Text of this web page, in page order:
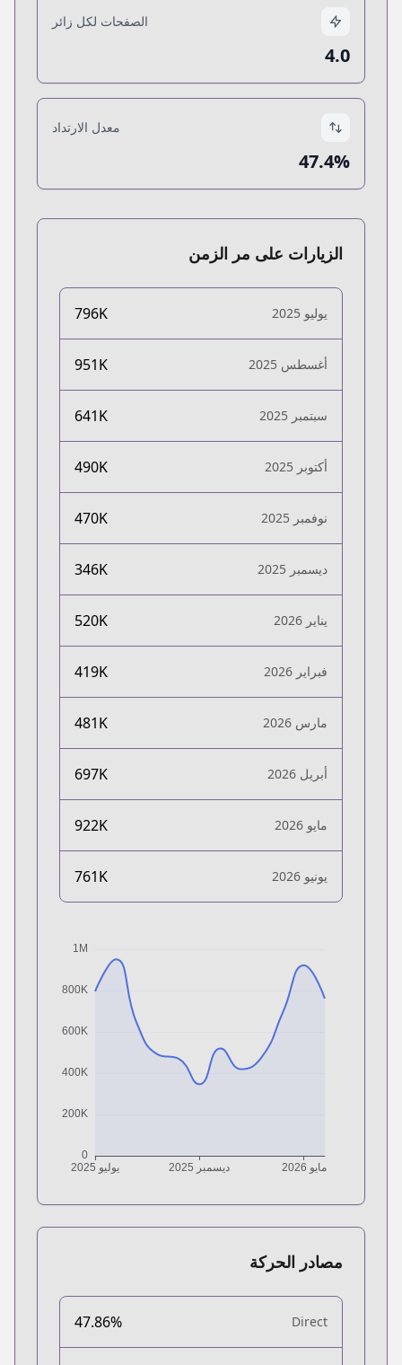
الصفحات لكل زائر
4.0
معدل الارتداد
47.4%
الزيارات على مر الزمن
يوليو 2025 796K
أغسطس 2025 951K
سبتمبر 2025 641K
أكتوبر 2025 490K
نوفمبر 2025 470K
ديسمبر 2025 346K
يناير 2026 520K
فبراير 2026 419K
مارس 2026 481K
أبريل 2026 697K
مايو 2026 922K
يونيو 2026 761K
مصادر الحركة
Direct
47.86%